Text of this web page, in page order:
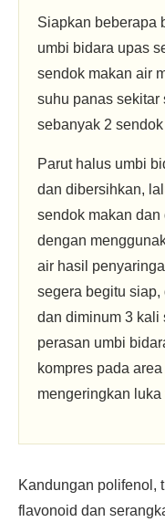
Siapkan beberapa
umbi bidara upas
sendok makan air
suhu panas sekitar
sebanyak 2
Parut halus umbi
dan dibersihkan,
sendok makan
dengan
air hasil
segera begitu
dan diminum 3 kali
perasan umbi
kompres pada
mengeringkan
Kandungan polifenol,
flavonoid dan